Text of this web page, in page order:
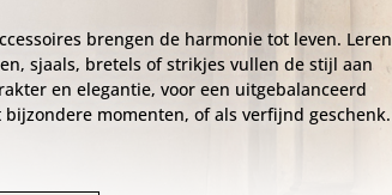
brengen de harmonie tot leven. Leren
sjaals, bretels of strikjes vullen de stijl aan
en elegantie, voor een uitgebalanceerd
momenten, of als verfijnd geschenk.